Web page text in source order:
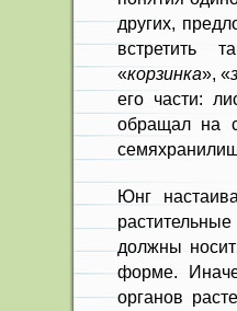
других,
встретить
«корзинка», «
его части:
обращал на
Юнг
должны
форме.
органов